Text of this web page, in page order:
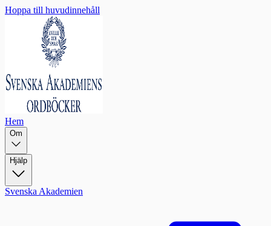
Hoppa till huvudinnehåll
Hem
Om
Hjälp
Svenska Akademien